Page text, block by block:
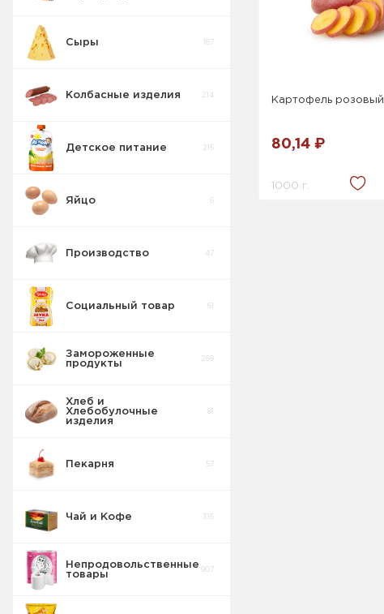
Сыры 187
Колбасные изделия 214
Детское питание 215
Яйцо 6
Производство 47
Социальный товар 61
Замороженные
продукты
269
Хлеб и
Хлебобулочные
изделия
81
Пекарня 57
Чай и Кофе 315
Непродовольственные
товары
907
Картофель розовый
80,14 ₽
1000 г.